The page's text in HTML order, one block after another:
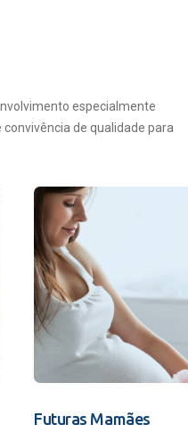
especialmente
de qualidade para
Futuras Mamães